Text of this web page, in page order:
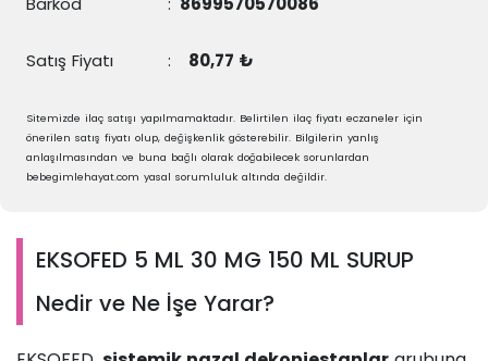
Satış Fiyatı : 80,77 ₺
Sitemizde ilaç satışı yapılmamaktadır. Belirtilen ilaç fiyatı eczaneler için
önerilen satış fiyatı olup, değişkenlik gösterebilir. Bilgilerin yanlış
anlaşılmasından ve buna bağlı olarak doğabilecek sorunlardan
bebegimlehayat.com yasal sorumluluk altında değildir.
EKSOFED 5 ML 30 MG 150 ML SURUP
Nedir ve Ne İşe Yarar?